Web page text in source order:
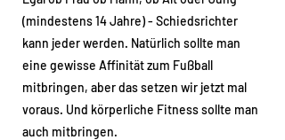
(mindestens 14 Jahre) - Schiedsrichter
kann jeder werden. Natürlich sollte man
eine gewisse Affinität zum Fußball
mitbringen, aber das setzen wir jetzt mal
voraus. Und körperliche Fitnesssollte man
auch mitbringen.